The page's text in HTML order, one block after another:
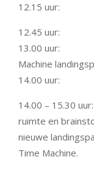
12.15 uur:
12.45 uur:
13.00 uur:
Machine
14.00
14.00 – 15.30
ruimte en
nieuwe
Time Machine.